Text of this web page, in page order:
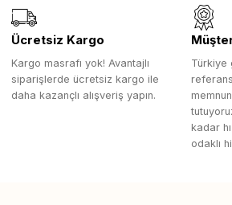
Ücretsiz Kargo
Kargo masrafı yok! Avantajlı
siparişlerde ücretsiz kargo ile
daha kazançlı alışveriş yapın.
Türkiye
kadar
odaklı